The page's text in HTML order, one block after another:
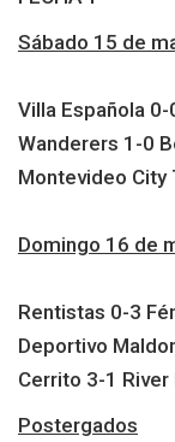
Sábado 15 de
Villa Española
Wanderers 1-0
Montevideo City
Domingo 16 de
Rentistas 0-3
Deportivo
Cerrito 3-1 River
Postergados